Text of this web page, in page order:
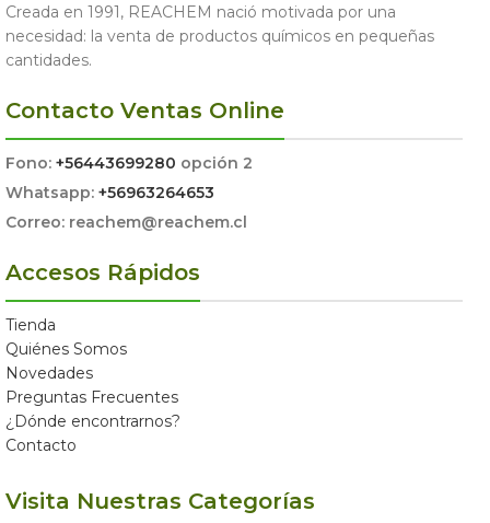
Creada en 1991, REACHEM nació motivada por una
necesidad: la venta de productos químicos en pequeñas
cantidades.
Contacto Ventas Online
Fono: +56443699280 opción 2
Whatsapp: +56963264653
Correo: reachem@reachem.cl
Accesos Rápidos
Tienda
Quiénes Somos
Novedades
Preguntas Frecuentes
¿Dónde encontrarnos?
Contacto
Visita Nuestras Categorías